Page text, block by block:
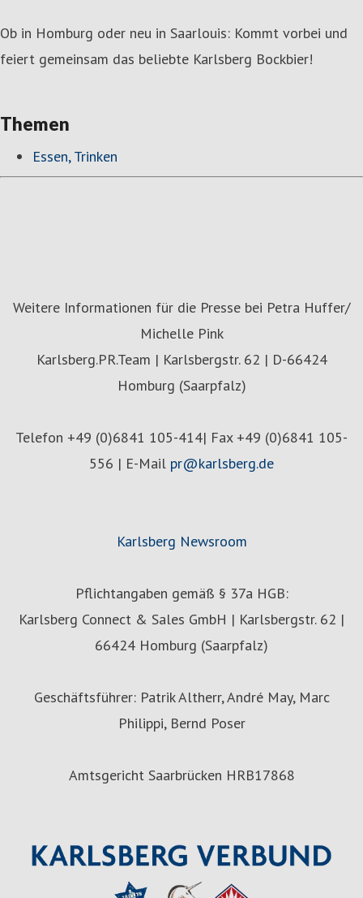
Ob in Homburg oder neu in Saarlouis: Kommt vorbei und
feiert gemeinsam das beliebte Karlsberg Bockbier!
Themen
Essen, Trinken
Weitere Informationen für die Presse bei Petra Huffer/
Michelle Pink
Karlsberg.PR.Team | Karlsbergstr. 62 | D-66424
Homburg (Saarpfalz)
Telefon +49 (0)6841 105-414| Fax +49 (0)6841 105-
556 | E-Mail pr@karlsberg.de
Karlsberg Newsroom
Pflichtangaben gemäß § 37a HGB:
Karlsberg Connect & Sales GmbH | Karlsbergstr. 62 |
66424 Homburg (Saarpfalz)
Geschäftsführer: Patrik Altherr, André May, Marc
Philippi, Bernd Poser
Amtsgericht Saarbrücken HRB17868